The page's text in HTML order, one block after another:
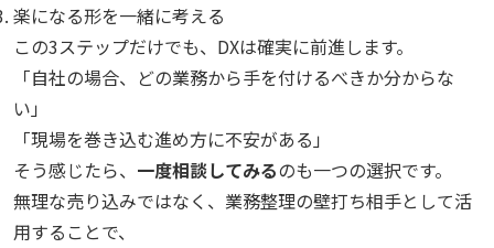
楽になる形を一緒に考える
この3ステップだけでも、DXは確実に前進します。
「自社の場合、どの業務から手を付けるべきか分からな
い」
「現場を巻き込む進め方に不安がある」
そう感じたら、 一度相談してみるのも一つの選択です。
無理な売り込みではなく、業務整理の壁打ち相手として活
用することで、